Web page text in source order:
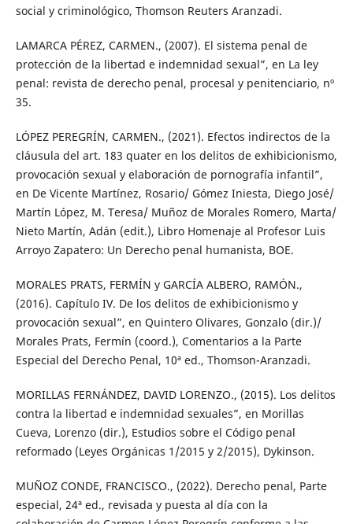
social y criminológico, Thomson Reuters Aranzadi.
LAMARCA PÉREZ, CARMEN., (2007). El sistema penal de
protección de la libertad e indemnidad sexual”, en La ley
penal: revista de derecho penal, procesal y penitenciario, nº
35.
LÓPEZ PEREGRÍN, CARMEN., (2021). Efectos indirectos de la
cláusula del art. 183 quater en los delitos de exhibicionismo,
provocación sexual y elaboración de pornografía infantil”,
en De Vicente Martínez, Rosario/ Gómez Iniesta, Diego José/
Martín López, M. Teresa/ Muñoz de Morales Romero, Marta/
Nieto Martín, Adán (edit.), Libro Homenaje al Profesor Luis
Arroyo Zapatero: Un Derecho penal humanista, BOE.
MORALES PRATS, FERMÍN y GARCÍA ALBERO, RAMÓN.,
(2016). Capítulo IV. De los delitos de exhibicionismo y
provocación sexual”, en Quintero Olivares, Gonzalo (dir.)/
Morales Prats, Fermín (coord.), Comentarios a la Parte
Especial del Derecho Penal, 10ª ed., Thomson-Aranzadi.
MORILLAS FERNÁNDEZ, DAVID LORENZO., (2015). Los delitos
contra la libertad e indemnidad sexuales”, en Morillas
Cueva, Lorenzo (dir.), Estudios sobre el Código penal
reformado (Leyes Orgánicas 1/2015 y 2/2015), Dykinson.
MUÑOZ CONDE, FRANCISCO., (2022). Derecho penal, Parte
especial, 24ª ed., revisada y puesta al día con la